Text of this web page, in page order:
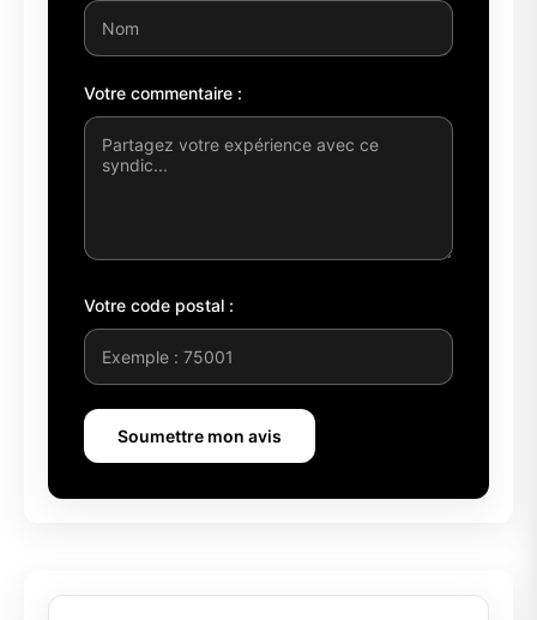
Votre commentaire :
Votre code postal :
Soumettre mon avis